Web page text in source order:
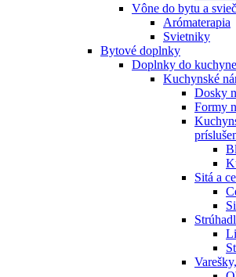
Vône do bytu a
Arómaterapia
Svietniky
Bytové doplnky
Doplnky do kuchyne
Kuchynské
Dosky
Formy
Sitá a